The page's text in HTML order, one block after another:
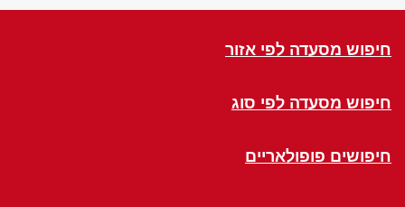
חיפוש מסעדה לפי אזור
חיפוש מסעדה לפי סוג
חיפושים פופולאריים